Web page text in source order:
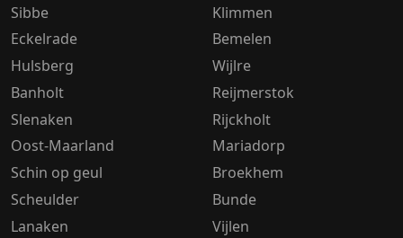
Sibbe
Eckelrade
Hulsberg
Banholt
Slenaken
Oost-Maarland
Schin op geul
Scheulder
Lanaken
Klimmen
Bemelen
Wijlre
Reijmerstok
Rijckholt
Mariadorp
Broekhem
Bunde
Vijlen